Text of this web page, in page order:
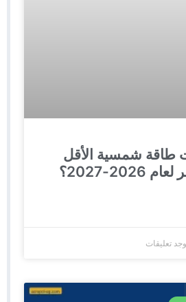
شمسية الأقل
2027؟
تعليقات